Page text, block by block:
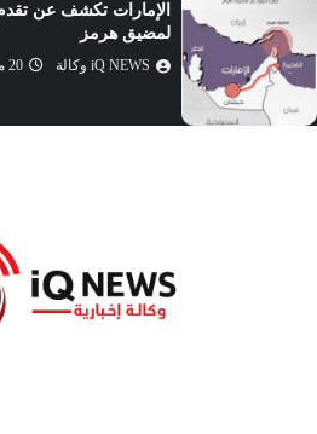
الإمارات تكشف عن
لمضيق هرمز
iQ NEWS وكالة 20 مايو 2026